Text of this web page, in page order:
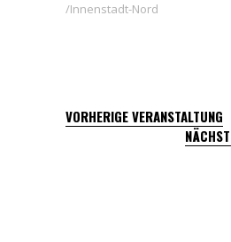
Innenstadt-Nord
VORHERIGE VERANSTALTUNG